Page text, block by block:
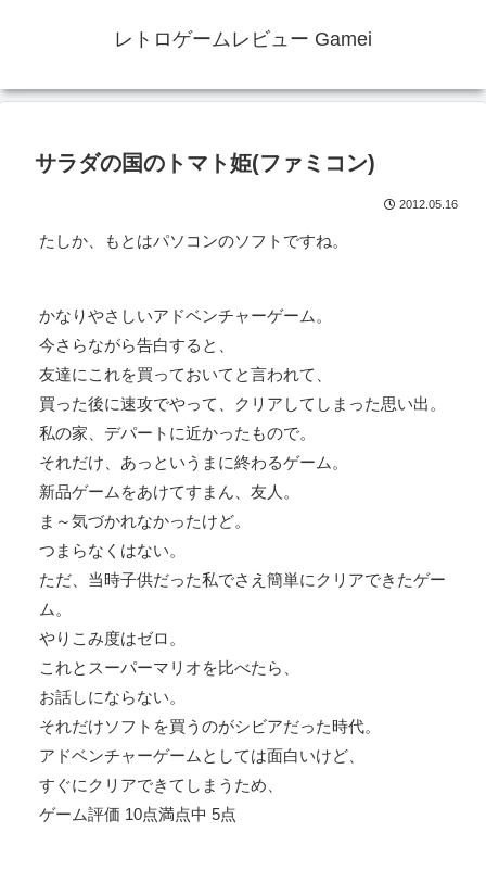
レトロゲームレビュー Gamei
サラダの国のトマト姫(ファミコン)
2012.05.16
たしか、もとはパソコンのソフトですね。
かなりやさしいアドベンチャーゲーム。
今さらながら告白すると、
友達にこれを買っておいてと言われて、
買った後に速攻でやって、クリアしてしまった思い出。
私の家、デパートに近かったもので。
それだけ、あっというまに終わるゲーム。
新品ゲームをあけてすまん、友人。
ま～気づかれなかったけど。
つまらなくはない。
ただ、当時子供だった私でさえ簡単にクリアできたゲー
ム。
やりこみ度はゼロ。
これとスーパーマリオを比べたら、
お話しにならない。
それだけソフトを買うのがシビアだった時代。
アドベンチャーゲームとしては面白いけど、
すぐにクリアできてしまうため、
ゲーム評価 10点満点中 5点